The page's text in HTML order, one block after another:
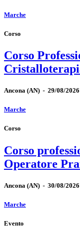
Marche
Corso
Corso
Ancona (AN) - 29/08/2026
Marche
Corso
Corso
Operatore
Ancona (AN) - 30/08/2026
Marche
Evento